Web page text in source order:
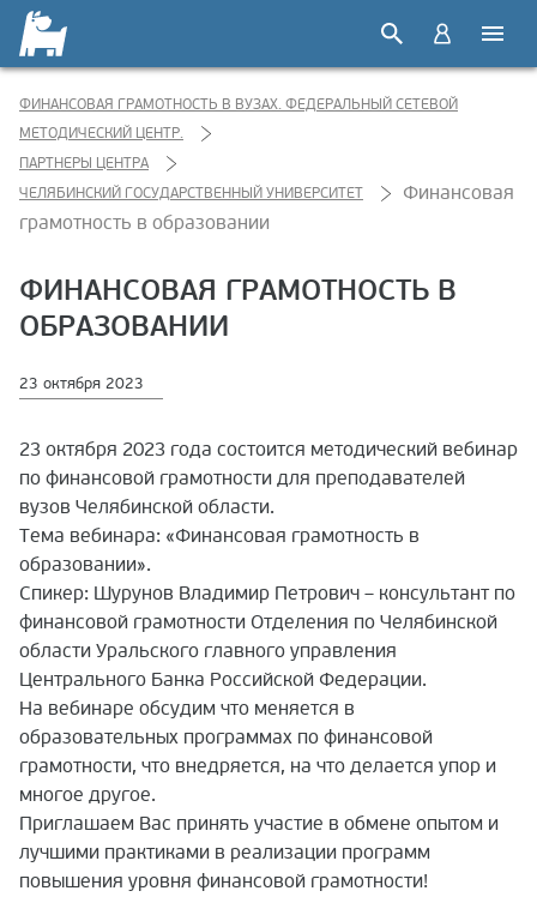
ФИНАНСОВАЯ ГРАМОТНОСТЬ В ВУЗАХ. ФЕДЕРАЛЬНЫЙ СЕТЕВОЙ
МЕТОДИЧЕСКИЙ ЦЕНТР.
ПАРТНЕРЫ ЦЕНТРА
ЧЕЛЯБИНСКИЙ ГОСУДАРСТВЕННЫЙ УНИВЕРСИТЕТ
Финансовая
грамотность в образовании
ФИНАНСОВАЯ ГРАМОТНОСТЬ В
ОБРАЗОВАНИИ
23 октября 2023
23 октября 2023 года состоится методический вебинар
по финансовой грамотности для преподавателей
вузов Челябинской области.
Тема вебинара: «Финансовая грамотность в
образовании».
Спикер: Шурунов Владимир Петрович – консультант по
финансовой грамотности Отделения по Челябинской
области Уральского главного управления
Центрального Банка Российской Федерации.
На вебинаре обсудим что меняется в
образовательных программах по финансовой
грамотности, что внедряется, на что делается упор и
многое другое.
Приглашаем Вас принять участие в обмене опытом и
лучшими практиками в реализации программ
повышения уровня финансовой грамотности!